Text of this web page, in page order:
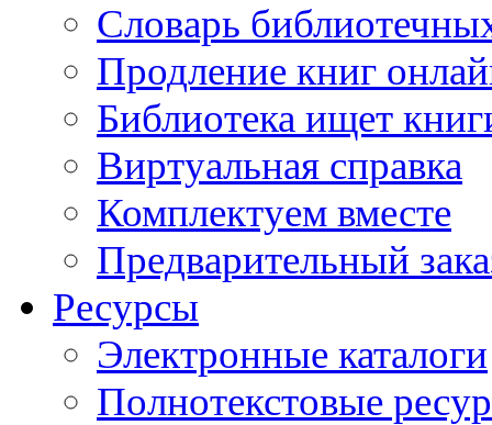
Словарь
Продление книг
Библиотека ищет
Виртуальная справка
Комплектуем вместе
Предварительный
Ресурсы
Электронные каталоги
Полнотекстовые